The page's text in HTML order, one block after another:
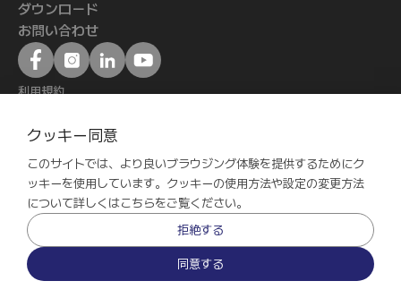
ダウンロード
お問い合わせ
利用規約
ⓒ 2020 - 2024 DOF Inc. All rights reserved.
DOF Inc. |
#601-603, 77, Seongsuil-ro, Seongdong-gu, Seoul, 04790
Korea | +82 70-5057-0001 |
Business Registration No. : 106-86-88628
通信販売業申告:2019-ソウル城東-43
CEO : Henry Park
クッキー同意
このサイトでは、より良いブラウジング体験を提供するためにク
ッキーを使用しています。クッキーの使用方法や設定の変更方法
について詳しくはこちらをご覧ください。
拒絶する
同意する